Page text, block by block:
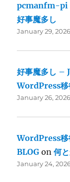
pcmanfm-pi
好事魔多し
January 29, 2026
好事魔多し –
WordPress移
January 26, 2026
WordPress
BLOG on何
January 24,